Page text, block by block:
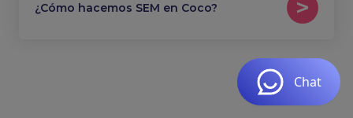
¿Cómo hacemos SEM en Coco?